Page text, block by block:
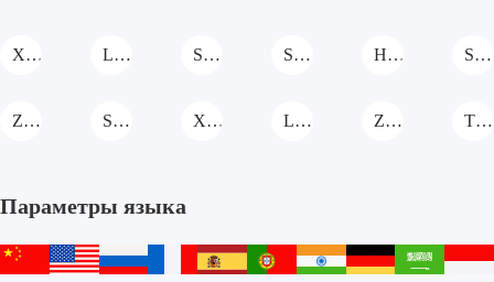
XCMG Автобетоносмеситель LINYU Автобетоносмеситель Sichuan Construction Machinary Автобетоносмеситель Shanzhuang Автобетоносмеситель Hengwang Автобетоносмеситель SANY Автобетоносмеситель
Zoomlion Автобетоносмеситель Shantui Автобетоносмеситель XGMA Автобетоносмеситель Liebherr Автобетоносмеситель ZHONGTONG Автобетоносмеситель TEREX Автобетоносмеситель
Параметры языка
中
English français español portuguêsहिन्दी Deutsch عربي